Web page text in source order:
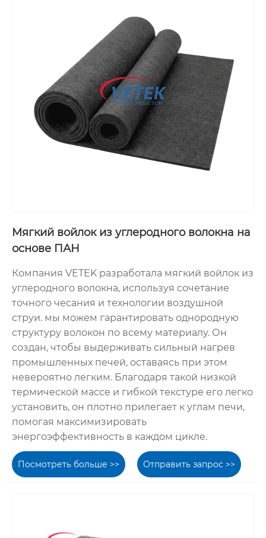
Мягкий войлок из углеродного волокна на
основе ПАН
Компания VETEK разработала мягкий войлок из
углеродного волокна, используя сочетание
точного чесания и технологии воздушной
струи. мы можем гарантировать однородную
структуру волокон по всему материалу. Он
создан, чтобы выдерживать сильный нагрев
промышленных печей, оставаясь при этом
невероятно легким. Благодаря такой низкой
термической массе и гибкой текстуре его легко
установить, он плотно прилегает к углам печи,
помогая максимизировать
энергоэффективность в каждом цикле.
Посмотреть больше >> Отправить запрос >>